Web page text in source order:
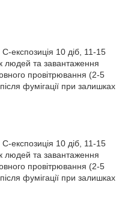
експозиція 10 діб, 11-15
людей та завантаження
провітрювання (2-5
фумігації при залишках
експозиція 10 діб, 11-15
людей та завантаження
провітрювання (2-5
фумігації при залишках